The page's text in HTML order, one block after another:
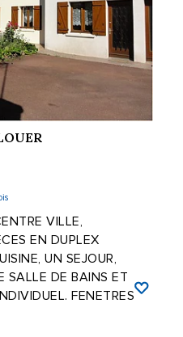
VILLE,
EN DUPLEX
UN SEJOUR,
SALLE DE BAINS ET
FENETRES